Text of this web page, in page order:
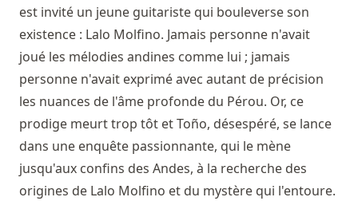
est invité un jeune guitariste qui bouleverse son
existence : Lalo Molfino. Jamais personne n'avait
joué les mélodies andines comme lui ; jamais
personne n'avait exprimé avec autant de précision
les nuances de l'âme profonde du Pérou. Or, ce
prodige meurt trop tôt et Toño, désespéré, se lance
dans une enquête passionnante, qui le mène
jusqu'aux confins des Andes, à la recherche des
origines de Lalo Molfino et du mystère qui l'entoure.